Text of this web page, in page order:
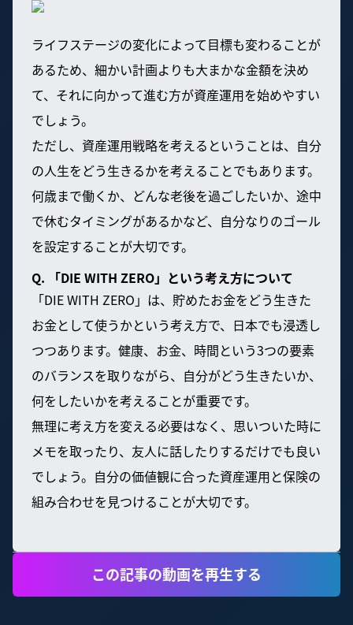
ライフステージの変化によって目標も変わることが
あるため、細かい計画よりも大まかな金額を決め
て、それに向かって進む方が資産運用を始めやすい
でしょう。
ただし、資産運用戦略を考えるということは、自分
の人生をどう生きるかを考えることでもあります。
何歳まで働くか、どんな老後を過ごしたいか、途中
で休むタイミングがあるかなど、自分なりのゴール
を設定することが大切です。
Q. 「DIE WITH ZERO」という考え方について
「DIE WITH ZERO」は、貯めたお金をどう生きた
お金として使うかという考え方で、日本でも浸透し
つつあります。健康、お金、時間という3つの要素
のバランスを取りながら、自分がどう生きたいか、
何をしたいかを考えることが重要です。
無理に考え方を変える必要はなく、思いついた時に
メモを取ったり、友人に話したりするだけでも良い
でしょう。自分の価値観に合った資産運用と保険の
組み合わせを見つけることが大切です。
この記事の動画を再生する